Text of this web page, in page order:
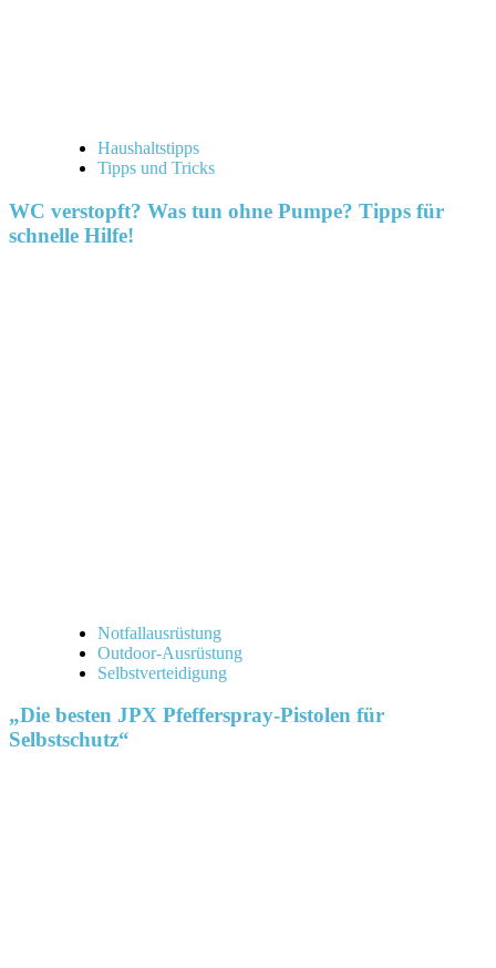
Haushaltstipps
Tipps und Tricks
WC verstopft? Was tun ohne Pumpe? Tipps für
schnelle Hilfe!
Notfallausrüstung
Outdoor-Ausrüstung
Selbstverteidigung
„Die besten JPX Pfefferspray-Pistolen für
Selbstschutz“